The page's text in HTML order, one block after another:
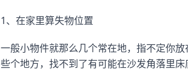
1、在家里算失物位置
一般小物件就那么几个常在地，指不定你
些个地方，找不到了有可能在沙发角落里